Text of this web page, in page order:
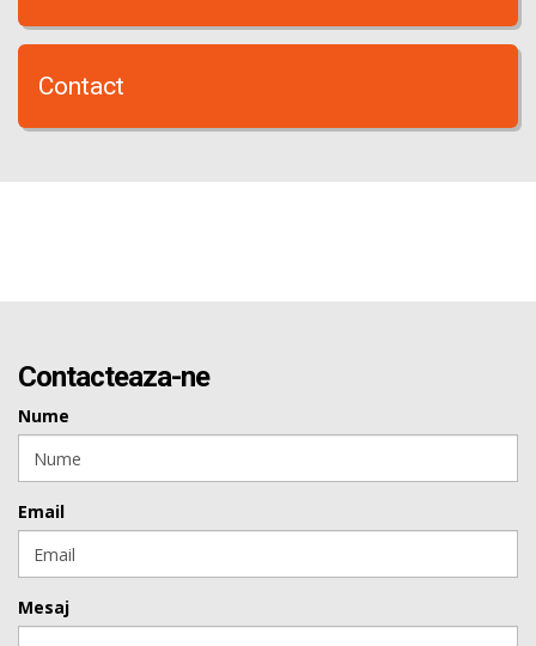
Contact
Contacteaza-ne
Nume
Email
Mesaj